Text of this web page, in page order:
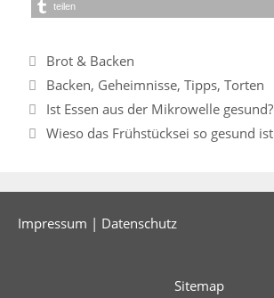
teilen
Kategorien
Brot & Backen
Schlagwörter
Backen, Geheimnisse, Tipps, Torten
Ist Essen aus der Mikrowelle gesund?
Wieso das Frühstücksei so gesund ist
Impressum | Datenschutz
Sitemap